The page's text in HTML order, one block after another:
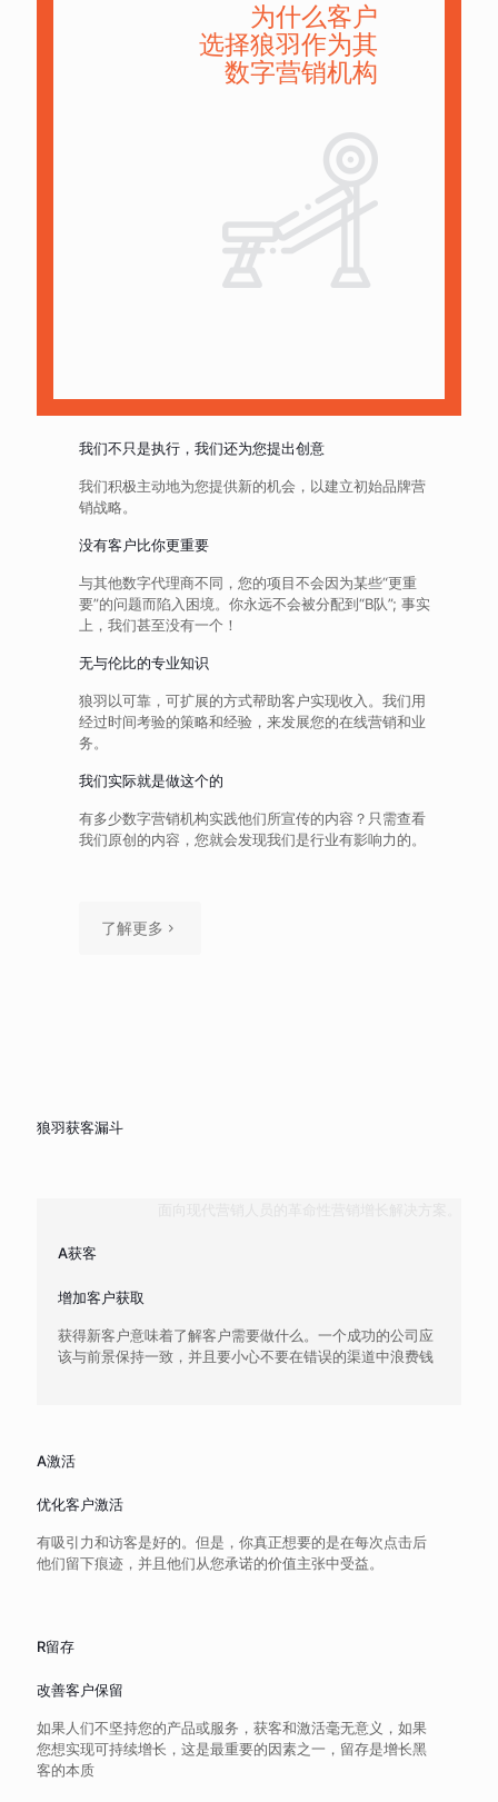
为什么客户
选择狼羽作为其
数字营销机构
我们不只是执行，我们还为您提出创意
我们积极主动地为您提供新的机会，以建立初始品牌营
销战略。
没有客户比你更重要
与其他数字代理商不同，您的项目不会因为某些“更重
要”的问题而陷入困境。你永远不会被分配到“B队”; 事实
上，我们甚至没有一个！
无与伦比的专业知识
狼羽以可靠，可扩展的方式帮助客户实现收入。我们用
经过时间考验的策略和经验，来发展您的在线营销和业
务。
我们实际就是做这个的
有多少数字营销机构实践他们所宣传的内容？只需查看
我们原创的内容，您就会发现我们是行业有影响力的。
了解更多
狼羽获客漏斗
A获客
增加客户获取
获得新客户意味着了解客户需要做什么。一个成功的公司应
该与前景保持一致，并且要小心不要在错误的渠道中浪费钱
A激活
优化客户激活
有吸引力和访客是好的。但是，你真正想要的是在每次点击后
他们留下痕迹，并且他们从您承诺的价值主张中受益。
R留存
改善客户保留
如果人们不坚持您的产品或服务，获客和激活毫无意义，如果
您想实现可持续增长，这是最重要的因素之一，留存是增长黑
客的本质